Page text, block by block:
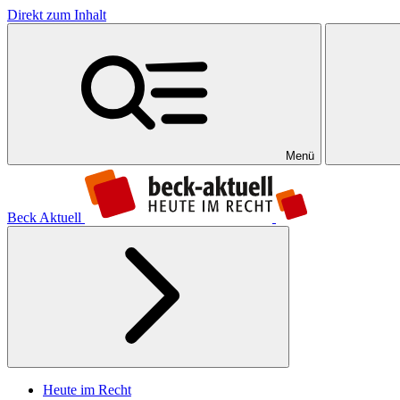
Direkt zum Inhalt
Menü
Beck Aktuell
Heute im Recht